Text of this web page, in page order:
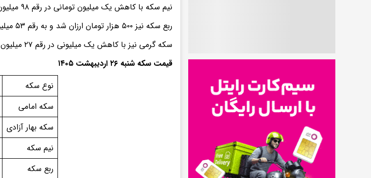
نیم سکه با کاهش یک میلیون تومانی در رقم ۹۸ میلیون تومان معامله شد.
ربع سکه نیز ۵۰۰ هزار تومان ارزان شد و به رقم ۵۳ میلیون و ۵۰۰ هزار تومان رسید.
سکه گرمی نیز با کاهش یک میلیونی در رقم ۲۷ میلیون تومان به فروش رسید.
قیمت سکه شنبه ۲۶ اردیبهشت ۱۴۰۵
نوع سکه
سکه امامی
سکه بهار آزادی
نیم سکه
ربع سکه